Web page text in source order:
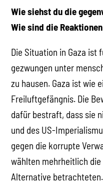
Wie siehst du die
Wie sind die
Die Situation in Gaza ist
gezwungen unter
zu hausen. Gaza ist wie
Freiluftgefängnis. Die
dafür bestraft, dass sie
und des US-
gegen die korrupte
wählten mehrheitlich
Alternative